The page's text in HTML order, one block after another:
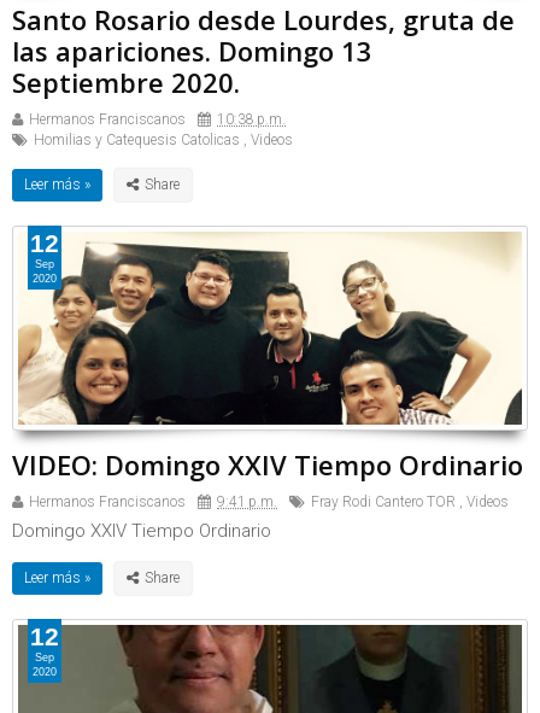
Santo Rosario desde Lourdes, gruta de
las apariciones. Domingo 13
Septiembre 2020.
Hermanos Franciscanos
10:38 p.m.
Homilias y Catequesis Catolicas , Videos
Leer más »
VIDEO: Domingo XXIV Tiempo Ordinario
Hermanos Franciscanos 9:41 p.m. Fray Rodi Cantero TOR , Videos
Domingo XXIV Tiempo Ordinario
Leer más »
12
Sep
2020
12
Sep
2020